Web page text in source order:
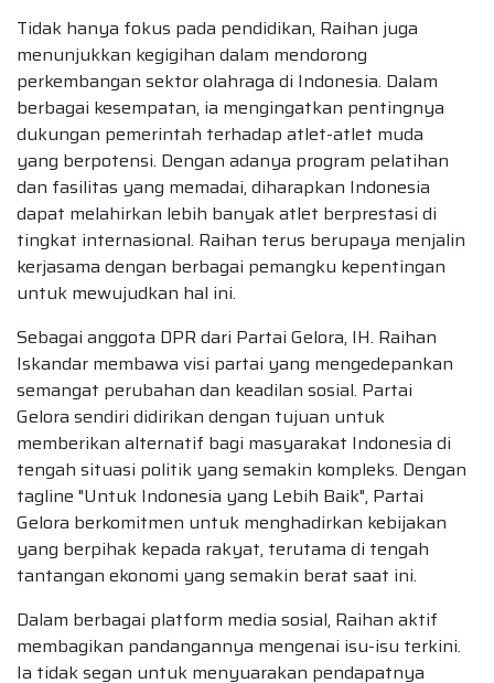
Tidak hanya fokus pada pendidikan, Raihan juga
menunjukkan kegigihan dalam mendorong
perkembangan sektor olahraga di Indonesia. Dalam
berbagai kesempatan, ia mengingatkan pentingnya
dukungan pemerintah terhadap atlet-atlet muda
yang berpotensi. Dengan adanya program pelatihan
dan fasilitas yang memadai, diharapkan Indonesia
dapat melahirkan lebih banyak atlet berprestasi di
tingkat internasional. Raihan terus berupaya menjalin
kerjasama dengan berbagai pemangku kepentingan
untuk mewujudkan hal ini.
Sebagai anggota DPR dari Partai Gelora, IH. Raihan
Iskandar membawa visi partai yang mengedepankan
semangat perubahan dan keadilan sosial. Partai
Gelora sendiri didirikan dengan tujuan untuk
memberikan alternatif bagi masyarakat Indonesia di
tengah situasi politik yang semakin kompleks. Dengan
tagline "Untuk Indonesia yang Lebih Baik", Partai
Gelora berkomitmen untuk menghadirkan kebijakan
yang berpihak kepada rakyat, terutama di tengah
tantangan ekonomi yang semakin berat saat ini.
Dalam berbagai platform media sosial, Raihan aktif
membagikan pandangannya mengenai isu-isu terkini.
Ia tidak segan untuk menyuarakan pendapatnya